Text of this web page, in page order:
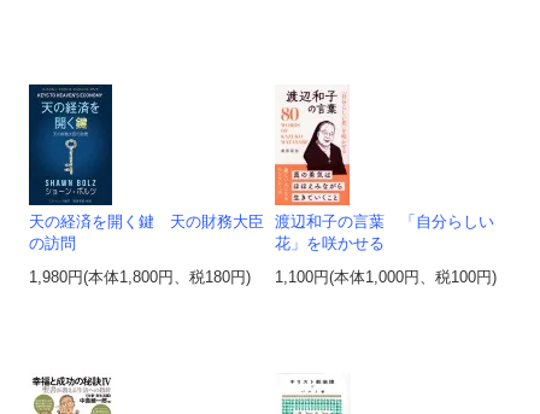
天の経済を開く鍵 天の財務大臣
の訪問
1,980円(本体1,800円、税180円)
渡辺和子の言葉 「自分らしい
花」を咲かせる
1,100円(本体1,000円、税100円)